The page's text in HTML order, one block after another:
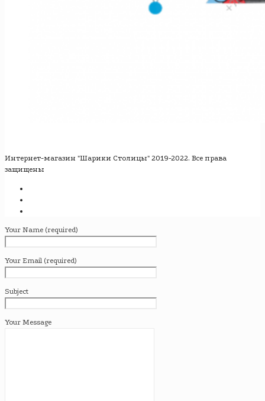
Интернет-магазин "Шарики Столицы" 2019-2022. Все права
защищены
Your Name (required)
Your Email (required)
Subject
Your Message